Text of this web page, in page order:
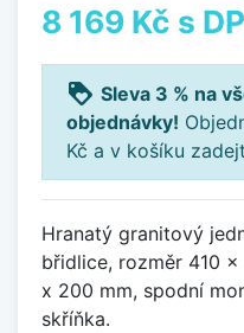
8 169 Kč s
loyalty Sleva 3 % na
objednávky!
Kč a v košíku
Hranatý granitový
břidlice, rozměr 410
x 200 mm, spodní
skříňka.